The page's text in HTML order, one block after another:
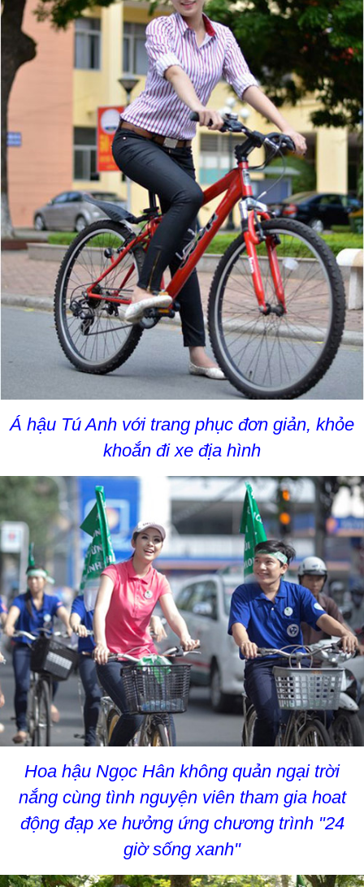
Á hậu Tú Anh với trang phục đơn giản, khỏe
khoắn đi xe địa hình
Hoa hậu Ngọc Hân không quản ngại trời
nắng cùng tình nguyện viên tham gia hoat
động đạp xe hưởng ứng chương trình "24
giờ sống xanh"